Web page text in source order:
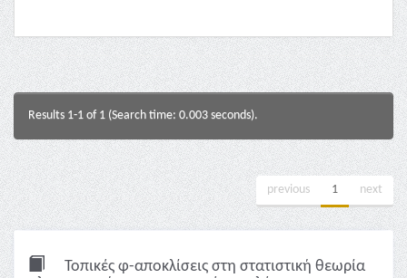
Results 1-1 of 1 (Search time: 0.003 seconds).
previous 1 next
Τοπικές φ-αποκλίσεις στη στατιστική θεωρία